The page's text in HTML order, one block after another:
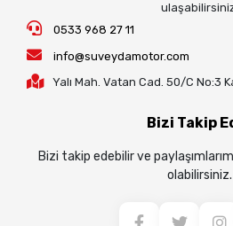
0533 968 27 11
info@suveydamotor.com
Yalı Mah. Vatan Cad. 50/C No:3
Bizi Takip
Bizi takip edebilir ve
olabilirsiniz.